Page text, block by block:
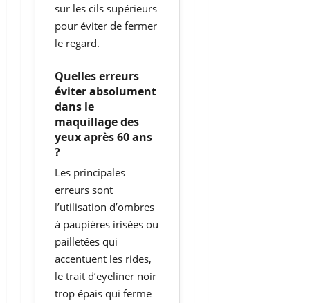
sur les cils supérieurs
pour éviter de fermer
le regard.
Quelles erreurs
éviter absolument
dans le
maquillage des
yeux après 60 ans
?
Les principales
erreurs sont
l’utilisation d’ombres
à paupières irisées ou
pailletées qui
accentuent les rides,
le trait d’eyeliner noir
trop épais qui ferme